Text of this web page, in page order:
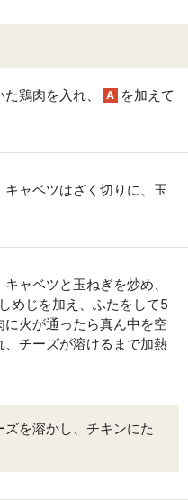
鶏肉を入れ、 A を加えて
ャベツはざく切りに、玉
ャベツと玉ねぎを炒め、
めじを加え、ふたをして5
火が通ったら真ん中を空
チーズが溶けるまで加熱
を溶かし、チキンにた